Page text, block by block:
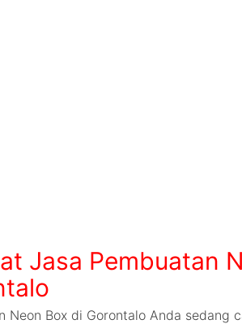
Jasa Pembuatan
Neon Box di Gorontalo Anda sedang